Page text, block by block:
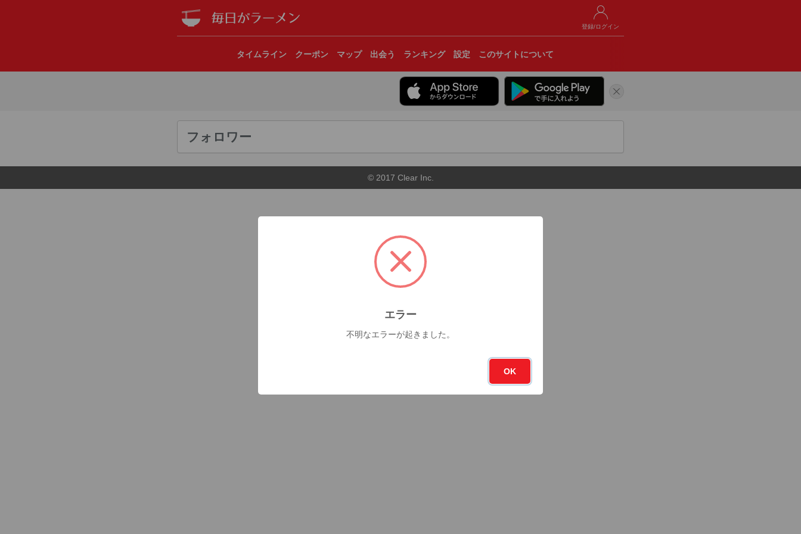
登録/ログイン
タイムライン クーポン マップ 出会う ランキング 設定 このサイトについて
フォロワー
© 2017 Clear Inc.
エラー
不明なエラーが起きました。
OK